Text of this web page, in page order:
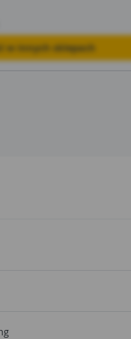
w innych sklepach